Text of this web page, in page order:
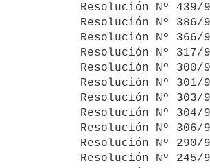
Resolución Nº 439/
Resolución Nº 386/
Resolución Nº 366/
Resolución Nº 317/
Resolución Nº 300/
Resolución Nº 301/
Resolución Nº 303/
Resolución Nº 304/
Resolución Nº 306/
Resolución Nº 290/
Resolución Nº 245/